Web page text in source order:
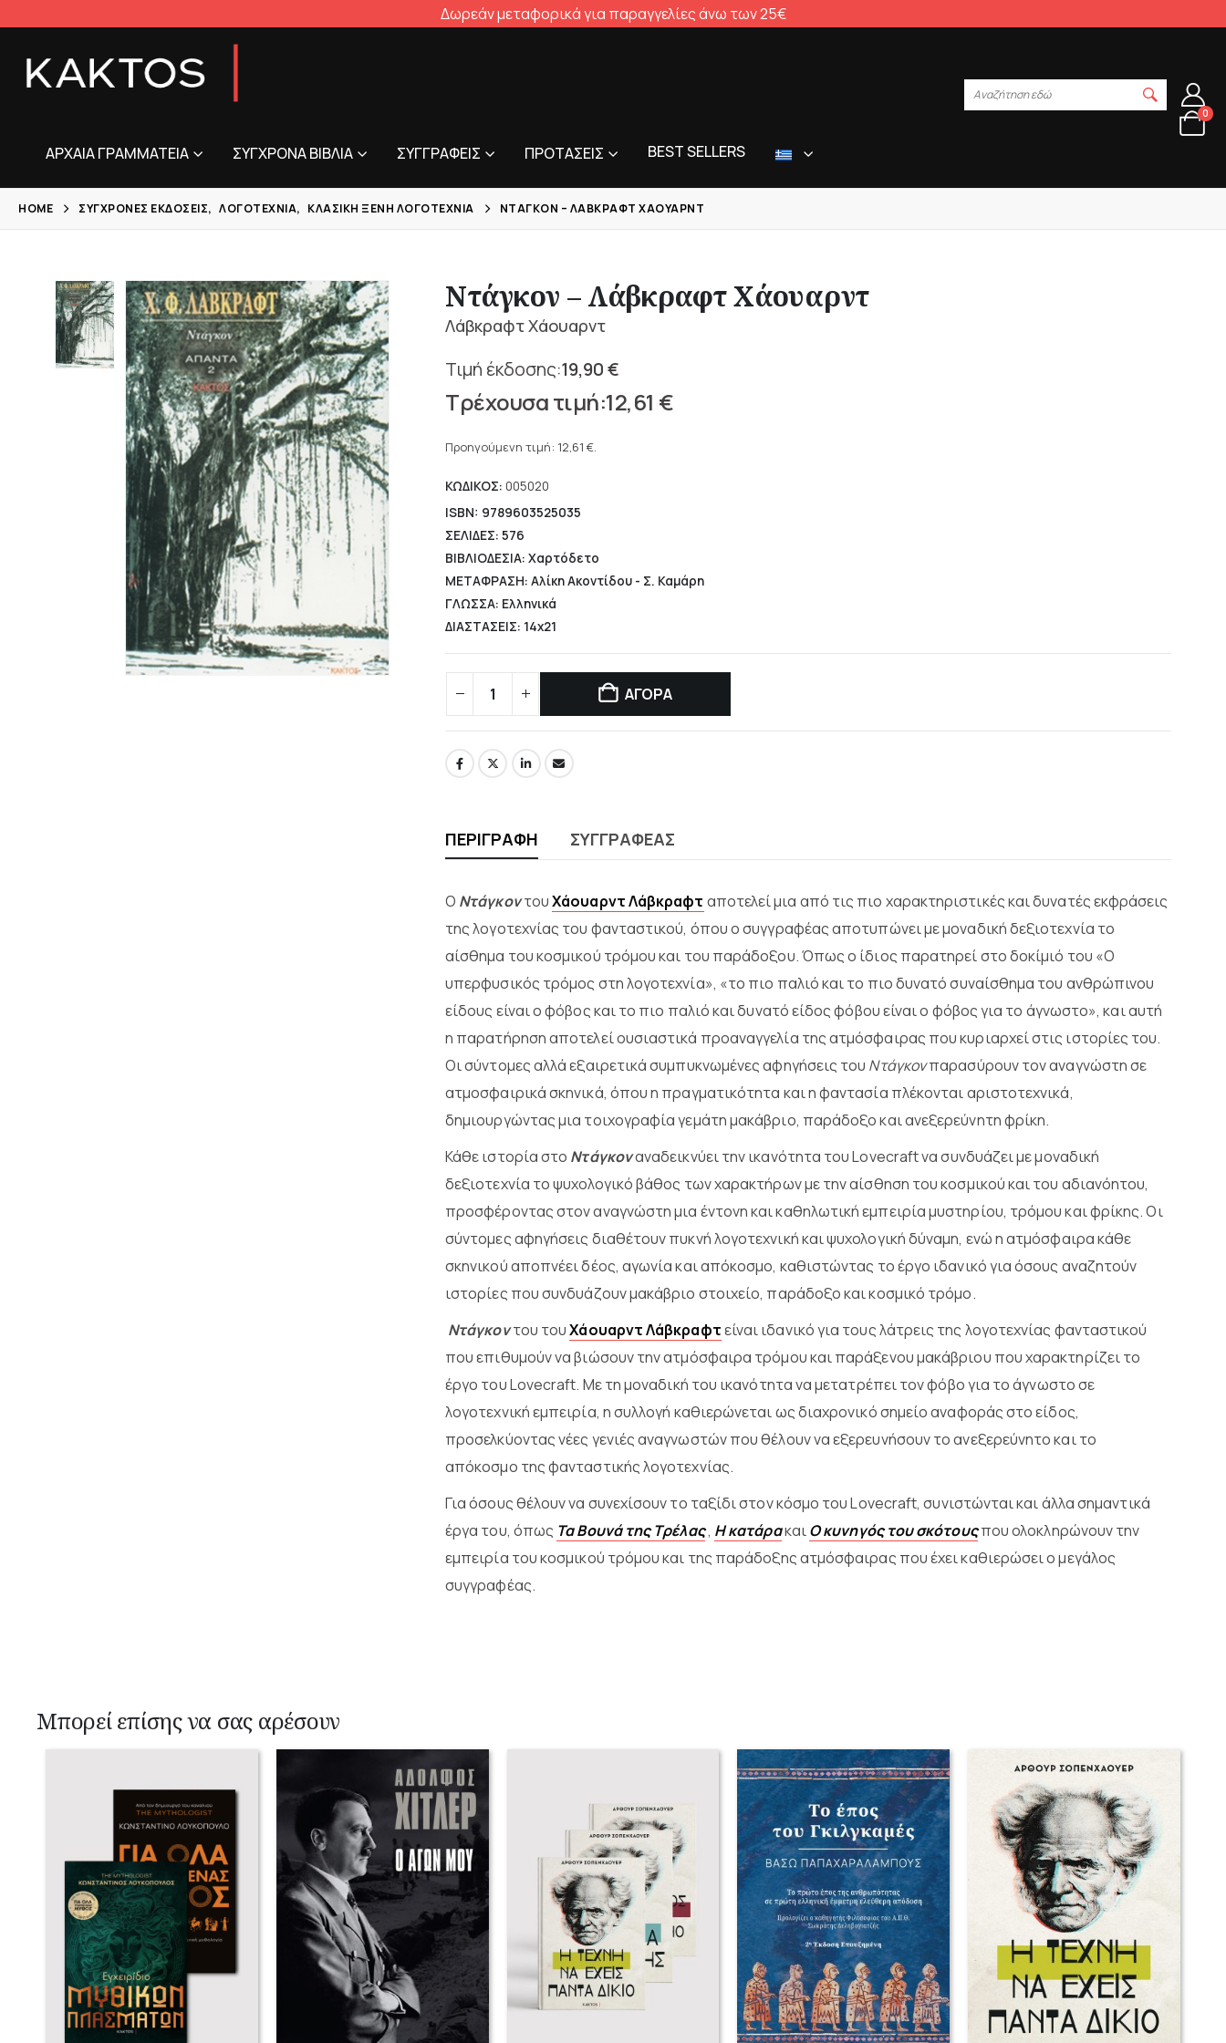
Δωρεάν μεταφορικά για παραγγελίες άνω των 25€
ΑΡΧΑΊΑ ΓΡΑΜΜΑΤΕΊΑ ΣΎΓΧΡΟΝΑ ΒΙΒΛΊΑ ΣΥΓΓΡΑΦΕΊΣ ΠΡΟΤΆΣΕΙΣ BEST SELLERS
Αναζήτηση εδώ
0
HOME ΣΎΓΧΡΟΝΕΣ ΕΚΔΌΣΕΙΣ, ΛΟΓΟΤΕΧΝΊΑ, ΚΛΑΣΙΚΉ ΞΈΝΗ ΛΟΓΟΤΕΧΝΊΑ ΝΤΆΓΚΟΝ – ΛΆΒΚΡΑΦΤ ΧΆΟΥΑΡΝΤ
Ντάγκον – Λάβκραφτ Χάουαρντ
Λάβκραφτ Χάουαρντ
19,90€
Original
price
was:
19,90 €.
12,61 €
τρέχουσα
είναι:
12,61 €.
Προηγούμενη τιμή: 12,61 €.
ΚΩΔΙΚΟΣ: 005020
ISBN: 9789603525035
ΣΕΛΙΔΕΣ: 576
ΒΙΒΛΙΟΔΕΣΙΑ: Χαρτόδετο
ΜΕΤΑΦΡΑΣΗ: Αλίκη Ακοντίδου - Σ. Καμάρη
ΓΛΩΣΣΑ: Ελληνικά
ΔΙΑΣΤΑΣΕΙΣ: 14x21
ΑΓΟΡΑ
ΠΕΡΙΓΡΑΦΉ ΣΥΓΓΡΑΦΈΑΣ
Ο ΝτάγκοντουΧάουαρντ Λάβκραφτ αποτελεί μια από τις πιο χαρακτηριστικές και δυνατές εκφράσεις
της λογοτεχνίας του φανταστικού, όπου ο συγγραφέας αποτυπώνει με μοναδική δεξιοτεχνία το
αίσθημα του κοσμικού τρόμου και του παράδοξου. Όπως ο ίδιος παρατηρεί στο δοκίμιό του «Ο
υπερφυσικός τρόμος στη λογοτεχνία», «το πιο παλιό και το πιο δυνατό συναίσθημα του ανθρώπινου
είδους είναι ο φόβος και το πιο παλιό και δυνατό είδος φόβου είναι ο φόβος για το άγνωστο», και αυτή
η παρατήρηση αποτελεί ουσιαστικά προαναγγελία της ατμόσφαιρας που κυριαρχεί στις ιστορίες του.
Οι σύντομες αλλά εξαιρετικά συμπυκνωμένες αφηγήσεις του Ντάγκονπαρασύρουν τον αναγνώστη σε
ατμοσφαιρικά σκηνικά, όπου η πραγματικότητα και η φαντασία πλέκονται αριστοτεχνικά,
δημιουργώντας μια τοιχογραφία γεμάτη μακάβριο, παράδοξο και ανεξερεύνητη φρίκη.
Κάθε ιστορία στο Ντάγκοναναδεικνύει την ικανότητα του Lovecraft να συνδυάζει με μοναδική
δεξιοτεχνία το ψυχολογικό βάθος των χαρακτήρων με την αίσθηση του κοσμικού και του αδιανόητου,
προσφέροντας στον αναγνώστη μια έντονη και καθηλωτική εμπειρία μυστηρίου, τρόμου και φρίκης. Οι
σύντομες αφηγήσεις διαθέτουν πυκνή λογοτεχνική και ψυχολογική δύναμη, ενώ η ατμόσφαιρα κάθε
σκηνικού αποπνέει δέος, αγωνία και απόκοσμο, καθιστώντας το έργο ιδανικό για όσους αναζητούν
ιστορίες που συνδυάζουν μακάβριο στοιχείο, παράδοξο και κοσμικό τρόμο.
Ντάγκοντου τουΧάουαρντ Λάβκραφτείναι ιδανικό για τους λάτρεις της λογοτεχνίας φανταστικού
που επιθυμούν να βιώσουν την ατμόσφαιρα τρόμου και παράξενου μακάβριου που χαρακτηρίζει το
έργο του Lovecraft. Με τη μοναδική του ικανότητα να μετατρέπει τον φόβο για το άγνωστο σε
λογοτεχνική εμπειρία, η συλλογή καθιερώνεται ως διαχρονικό σημείο αναφοράς στο είδος,
προσελκύοντας νέες γενιές αναγνωστών που θέλουν να εξερευνήσουν το ανεξερεύνητο και το
απόκοσμο της φανταστικής λογοτεχνίας.
Για όσους θέλουν να συνεχίσουν το ταξίδι στον κόσμο του Lovecraft, συνιστώνται και άλλα σημαντικά
έργα του, όπως Τα Βουνά της Τρέλας, Η κατάρακαιΟ κυνηγός του σκότουςπου ολοκληρώνουν την
εμπειρία του κοσμικού τρόμου και της παράδοξης ατμόσφαιρας που έχει καθιερώσει ο μεγάλος
συγγραφέας.
Μπορεί επίσης να σας αρέσουν